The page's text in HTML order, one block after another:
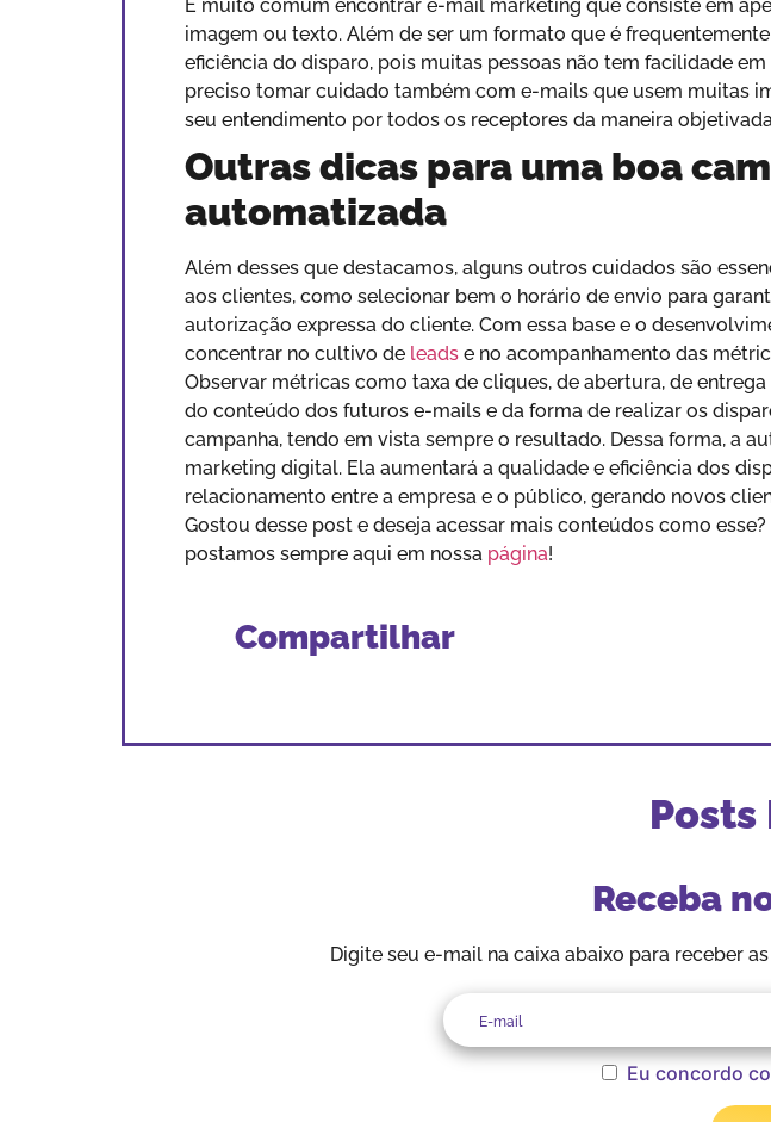
É muito comum encontrar e-mail marketing que consiste em
imagem ou texto. Além de ser um formato que é
eficiência do disparo, pois muitas pessoas não tem facilidade
preciso tomar cuidado também com e-mails que usem muitas
seu entendimento por todos os receptores da maneira
Outras dicas para uma boa
automatizada
Além desses que destacamos, alguns outros cuidados são
aos clientes, como selecionar bem o horário de envio para
autorização expressa do cliente. Com essa base e o
concentrar no cultivo de leads e no acompanhamento das
Observar métricas como taxa de cliques, de abertura, de
do conteúdo dos futuros e-mails e da forma de realizar os
campanha, tendo em vista sempre o resultado. Dessa forma, a
marketing digital. Ela aumentará a qualidade e eficiência dos
relacionamento entre a empresa e o público, gerando novos
Gostou desse post e deseja acessar mais conteúdos como
postamos sempre aqui em nossa página!
Compartilhar
Posts
Receba
Digite seu e-mail na caixa abaixo para receber
Eu concordo